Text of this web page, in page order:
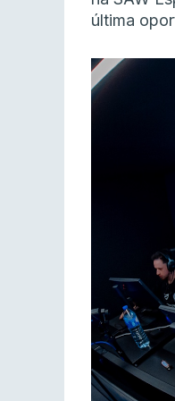
última